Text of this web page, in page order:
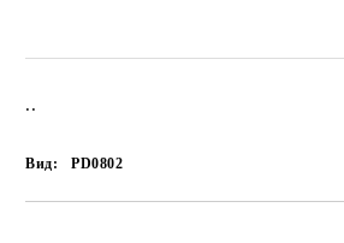
..
Вид: PD0802